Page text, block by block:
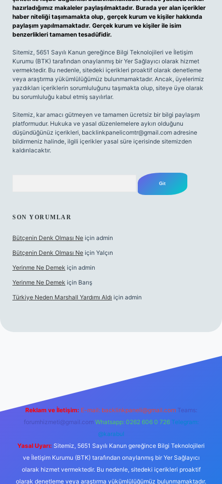
hazırladığımız makaleler paylaşılmaktadır. Burada yer alan içerikler
haber niteliği taşımamakta olup, gerçek kurum ve kişiler hakkında
paylaşım yapılmamaktadır. Gerçek kurum ve kişiler ile isim
benzerlikleri tamamen tesadüfidir.
Sitemiz, 5651 Sayılı Kanun gereğince Bilgi Teknolojileri ve İletişim
Kurumu (BTK) tarafından onaylanmış bir Yer Sağlayıcı olarak hizmet
vermektedir. Bu nedenle, sitedeki içerikleri proaktif olarak denetleme
veya araştırma yükümlülüğümüz bulunmamaktadır. Ancak, üyelerimiz
yazdıkları içeriklerin sorumluluğunu taşımakta olup, siteye üye olarak
bu sorumluluğu kabul etmiş sayılırlar.
Sitemiz, kar amacı gütmeyen ve tamamen ücretsiz bir bilgi paylaşım
platformudur. Hukuka ve yasal düzenlemelere aykırı olduğunu
düşündüğünüz içerikleri, backlinkpanelicomtr@gmail.com adresine
bildirmeniz halinde, ilgili içerikler yasal süre içerisinde sitemizden
kaldırılacaktır.
SON YORUMLAR
Bütçenin Denk Olması Ne için admin
Bütçenin Denk Olması Ne için Yalçın
Yerinme Ne Demek için admin
Yerinme Ne Demek için Barış
Türkiye Neden Marshall Yardımı Aldı için admin
Reklam ve İletişim: E-mail: backlinkpaneli@gmail.com Teams:
forumhizmeti@gmail.com Whatsapp: 0262 606 0 726 Telegram:
@karabul
Yasal Uyarı: Sitemiz, 5651 Sayılı Kanun gereğince Bilgi Teknolojileri
ve İletişim Kurumu (BTK) tarafından onaylanmış bir Yer Sağlayıcı
olarak hizmet vermektedir. Bu nedenle, sitedeki içerikleri proaktif
olarak denetleme veya araştırma yükümlülüğümüz bulunmamaktadır.